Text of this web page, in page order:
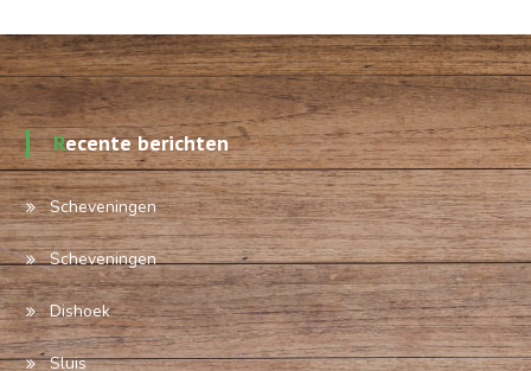
Recente berichten
Scheveningen
Scheveningen
Dishoek
Sluis